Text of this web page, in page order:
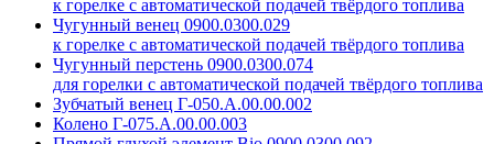
к горелке с автоматической подачей твёрдого топлива
Чугунный венец 0900.0300.029
к горелке с автоматической подачей твёрдого топлива
Чугунный перстень 0900.0300.074
для горелки с автоматической подачей твёрдого топлива
Зубчатый венец Г-050.А.00.00.002
Колено Г-075.А.00.00.003